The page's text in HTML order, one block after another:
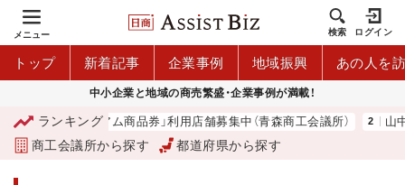
メニュー 検索 ログイン
トップ 新着記事 企業事例 地域振興 あの人を
中小企業と地域の商売繁盛・企業事例が満載！
ランキング
「青森市プレミアム商品券」利用店舗募集中（青森商工会議所） 山中
商工会議所から探す 都道府県から探す